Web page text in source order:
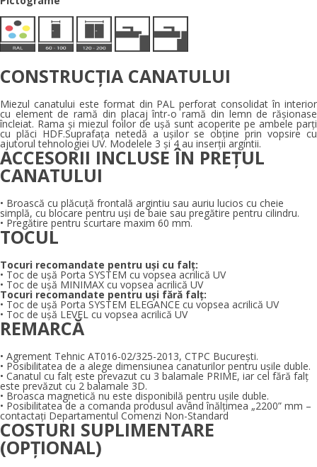
CONSTRUCȚIA CANATULUI
Miezul canatului este format din PAL perforat consolidat în interior
cu element de ramă din placaj într-o ramă din lemn de rășionase
încleiat. Rama și miezul foilor de ușă sunt acoperite pe ambele parți
cu plăci HDF.Suprafața netedă a ușilor se obține prin vopsire cu
ajutorul tehnologiei UV. Modelele 3 și 4 au inserții argintii.
ACCESORII INCLUSE ÎN PREȚUL
CANATULUI
• Broască cu plăcuță frontală argintiu sau auriu lucios cu cheie
simplă, cu blocare pentru uși de baie sau pregătire pentru cilindru.
• Pregătire pentru scurtare maxim 60 mm.
TOCUL
Tocuri recomandate pentru uși cu falț:
• Toc de ușă Porta SYSTEM cu vopsea acrilică UV
• Toc de ușă MINIMAX cu vopsea acrilică UV
Tocuri recomandate pentru uși fără falț:
• Toc de ușă Porta SYSTEM ELEGANCE cu vopsea acrilică UV
• Toc de ușă LEVEL cu vopsea acrilică UV
REMARCĂ
• Agrement Tehnic AT016-02/325-2013, CTPC Bucureşti.
• Posibilitatea de a alege dimensiunea canaturilor pentru ușile duble.
• Canatul cu falț este prevazut cu 3 balamale PRIME, iar cel fără falț
este prevăzut cu 2 balamale 3D.
• Broasca magnetică nu este disponibilă pentru ușile duble.
• Posibilitatea de a comanda produsul având înălțimea „2200” mm –
contactați Departamentul Comenzi Non-Standard
COSTURI SUPLIMENTARE
(OPȚIONAL)